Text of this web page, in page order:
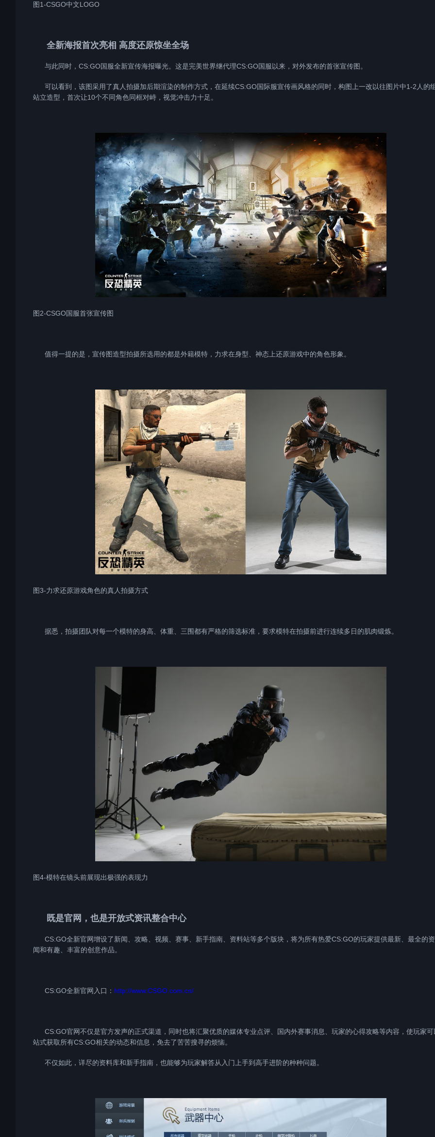
图1-CSGO中文LOGO
全新海报首次亮相 高度还原惊坐全场
与此同时，CS:GO国服全新宣传海报曝光。这是完美世界继代理CS:GO国服以来，对外发布的首张宣传图。
可以看到，该图采用了真人拍摄加后期渲染的制作方式，在延续CS:GO国际服宣传画风格的同时，构图上一改以往图片中1-2人的
站立造型，首次让10个不同角色同框对峙，视觉冲击力十足。
图2-CSGO国服首张宣传图
值得一提的是，宣传图造型拍摄所选用的都是外籍模特，力求在身型、神态上还原游戏中的角色形象。
图3-力求还原游戏角色的真人拍摄方式
据悉，拍摄团队对每一个模特的身高、体重、三围都有严格的筛选标准，要求模特在拍摄前进行连续多日的肌肉锻炼。
图4-模特在镜头前展现出极强的表现力
既是官网，也是开放式资讯整合中心
CS:GO全新官网增设了新闻、攻略、视频、赛事、新手指南、资料站等多个版块，将为所有热爱CS:GO的玩家提供最新、最全的
闻和有趣、丰富的创意作品。
CS:GO全新官网入口： http://www.CSGO.com.cn/
CS:GO官网不仅是官方发声的正式渠道，同时也将汇聚优质的媒体专业点评、国内外赛事消息、玩家的心得攻略等内容，使玩家可
站式获取所有CS:GO相关的动态和信息，免去了苦苦搜寻的烦恼。
不仅如此，详尽的资料库和新手指南，也能够为玩家解答从入门上手到高手进阶的种种问题。